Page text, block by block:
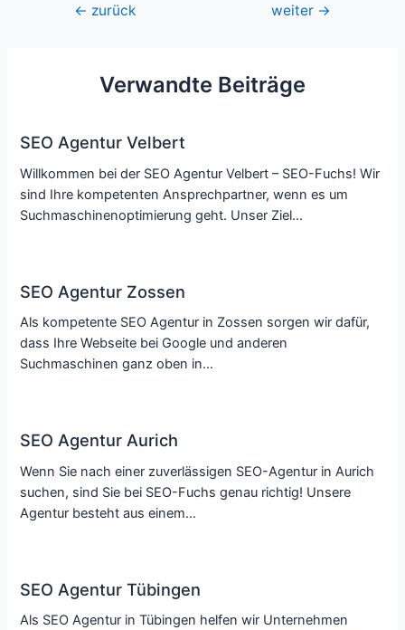
Beitragsnavigation
← zurück weiter →
Verwandte Beiträge
SEO Agentur Velbert
Willkommen bei der SEO Agentur Velbert – SEO-Fuchs! Wir
sind Ihre kompetenten Ansprechpartner, wenn es um
Suchmaschinenoptimierung geht. Unser Ziel…
SEO Agentur Zossen
Als kompetente SEO Agentur in Zossen sorgen wir dafür,
dass Ihre Webseite bei Google und anderen
Suchmaschinen ganz oben in…
SEO Agentur Aurich
Wenn Sie nach einer zuverlässigen SEO-Agentur in Aurich
suchen, sind Sie bei SEO-Fuchs genau richtig! Unsere
Agentur besteht aus einem…
SEO Agentur Tübingen
Als SEO Agentur in Tübingen helfen wir Unternehmen